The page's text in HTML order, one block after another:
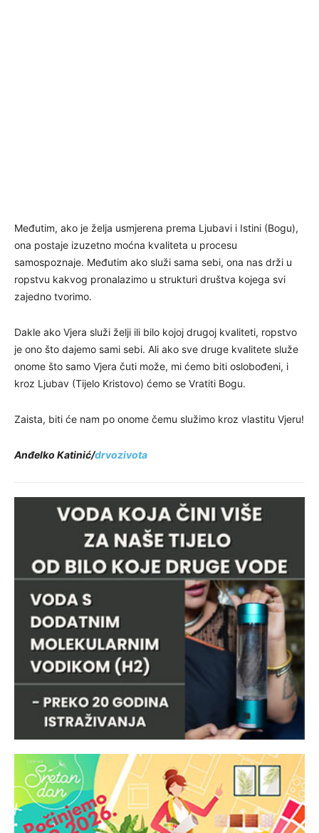
Međutim, ako je želja usmjerena prema Ljubavi i Istini (Bogu),
ona postaje izuzetno moćna kvaliteta u procesu
samospoznaje. Međutim ako služi sama sebi, ona nas drži u
ropstvu kakvog pronalazimo u strukturi društva kojega svi
zajedno tvorimo.
Dakle ako Vjera služi želji ili bilo kojoj drugoj kvaliteti, ropstvo
je ono što dajemo sami sebi. Ali ako sve druge kvalitete služe
onome što samo Vjera čuti može, mi ćemo biti oslobođeni, i
kroz Ljubav (Tijelo Kristovo) ćemo se Vratiti Bogu.
Zaista, biti će nam po onome čemu služimo kroz vlastitu Vjeru!
Anđelko Katinić/drvozivota